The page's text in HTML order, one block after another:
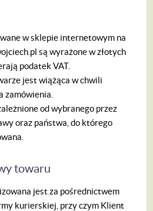
w sklepie internetowym na
są wyrażone w złotych
podatek VAT.
jest wiążąca w chwili
zamówienia.
od wybranego przez
oraz państwa, do którego
towaru
jest za pośrednictwem
kurierskiej, przy czym Klient